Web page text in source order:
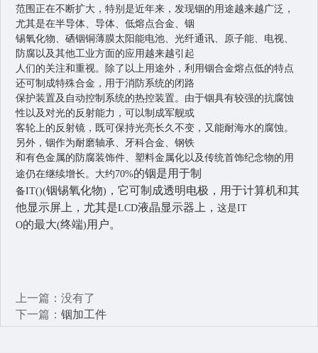
范围正在不断扩大，特别是近年来，发现铟的用途越来越广泛，
尤其是在半导体、导体、低熔点合金、铟
锡氧化物、硒铟铜薄膜太阳能电池、光纤通讯、原子能、电视、
防腐以及其他工业方面的应用越来越引起
人们的关注和重视。除了以上用途外，利用铟合金熔点低的特点
还可制成特殊合金，用于消防系统的闭路
保护装置及自动控制系统的热控装置。由于铟具有较强的抗腐蚀
性以及对光的反射能力，可以制成军舰或
客轮上的反射镜，既可保持光亮长久不变，又能耐海水的腐蚀。
另外，铟作为耐磨轴承、牙科合金、钢铁
和有色金属的防腐装饰件、塑料金属化以及传统首饰纪念物的用
途仍在继续增长。大约70%的铟是用于制
备IT()(铟锡氧化物) ，它可制成透明电极，用于计算机和其
他显示屏上，尤其是LCD液晶显示器上， 这是IT
O的最大(终端) 用户。
上一篇：没有了
下一篇： 铟加工件